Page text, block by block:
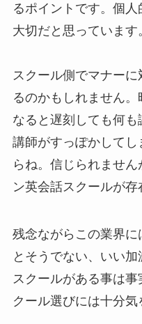
るポイントです。個
大切だと思っています
スクール側でマナー
るのかもしれません
なると遅刻しても何
講師がすっぽかして
らね。信じられませ
ン英会話スクールが存
残念ながらこの業界
とそうでない、いい
スクールがある事は
クール選びには十分気